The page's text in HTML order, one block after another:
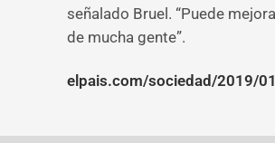
señalado Bruel. “Puede
de mucha gente”.
elpais.com/sociedad/2019/